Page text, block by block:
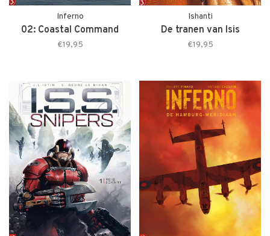
Inferno
02: Coastal Command
€19,95
Ishanti
De tranen van Isis
€19,95